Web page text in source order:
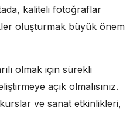
kaliteli fotoğraflar
oluşturmak büyük önem
olmak için sürekli
açık olmalısınız.
ve sanat etkinlikleri,